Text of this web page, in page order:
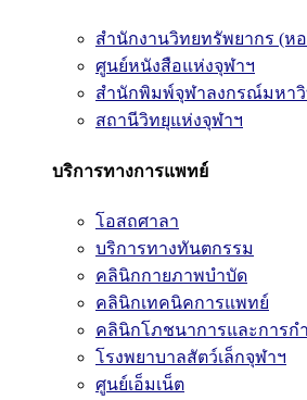
สำนักงานวิทยทรัพยากร (ห
ศูนย์หนังสือแห่งจุฬาฯ
สำนักพิมพ์จุฬาลงกรณ์มหาวิ
สถานีวิทยุแห่งจุฬาฯ
บริการทางการแพทย์
โอสถศาลา
บริการทางทันตกรรม
คลินิกกายภาพบำบัด
คลินิกเทคนิคการแพทย์
คลินิกโภชนาการและการก
โรงพยาบาลสัตว์เล็กจุฬาฯ
ศูนย์เอ็มเน็ต